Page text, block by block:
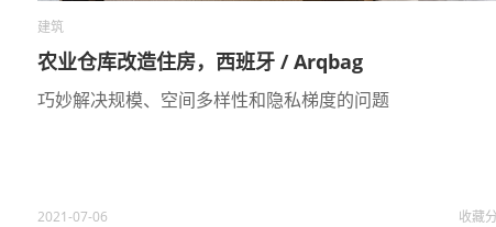
建筑
农业仓库改造住房，西班牙 / Arqbag
巧妙解决规​​模、空间多样性和隐私梯度的问题
2021-07-06 收藏